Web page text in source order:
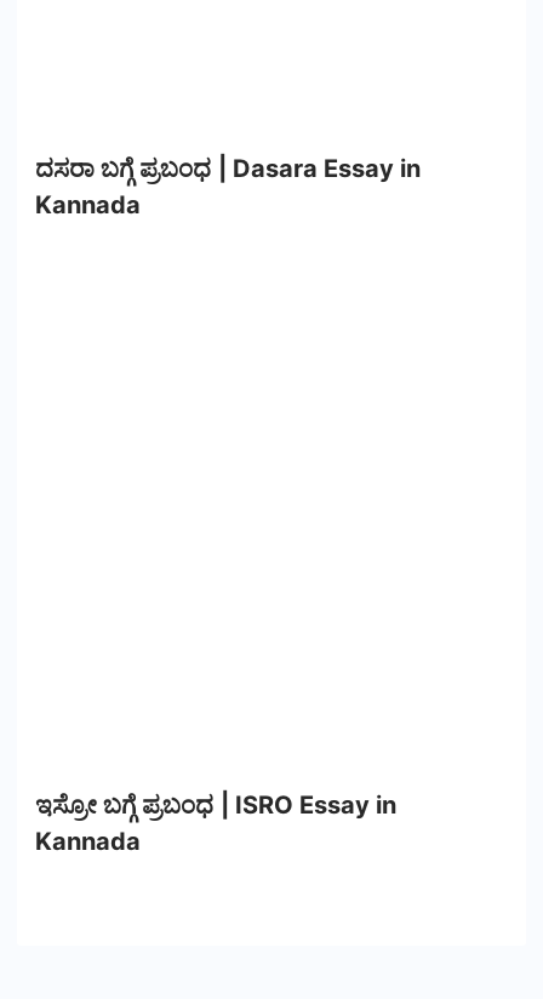
ದಸರಾ ಬಗ್ಗೆ ಪ್ರಬಂಧ | Dasara Essay in
Kannada
ಇಸ್ರೋ ಬಗ್ಗೆ ಪ್ರಬಂಧ | ISRO Essay in
Kannada